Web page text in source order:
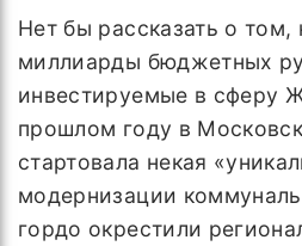
Нет бы рассказать о том,
миллиарды бюджетных
инвестируемые в сферу
прошлом году в
стартовала некая
модернизации
гордо окрестили